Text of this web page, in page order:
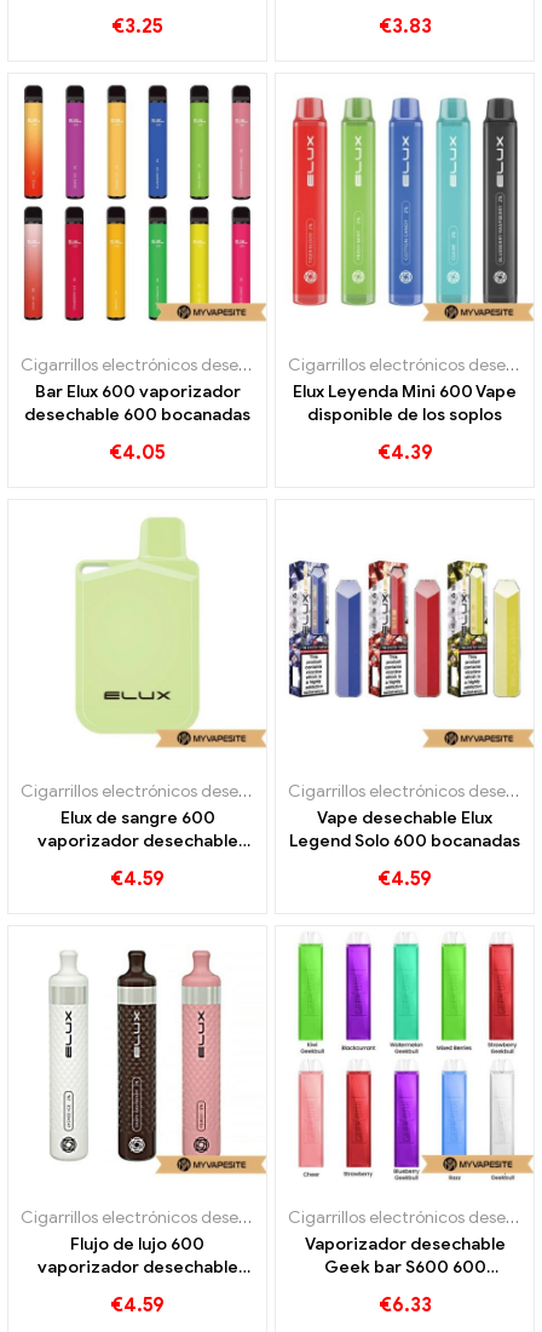
€3.25 €3.83
Cigarrillos electrónicos desechables
Bar Elux 600 vaporizador
desechable 600 bocanadas
€4.05
Cigarrillos electrónicos desechables
Elux Leyenda Mini 600 Vape
disponible de los soplos
€4.39
Cigarrillos electrónicos desechables
Elux de sangre 600
vaporizador desechable
€4.59
Cigarrillos electrónicos desechables
Vape desechable Elux
Legend Solo 600 bocanadas
€4.59
Cigarrillos electrónicos desechables
Flujo de lujo 600
vaporizador desechable
€4.59
Cigarrillos electrónicos desechables
Vaporizador desechable
Geek bar S600 600
€6.33